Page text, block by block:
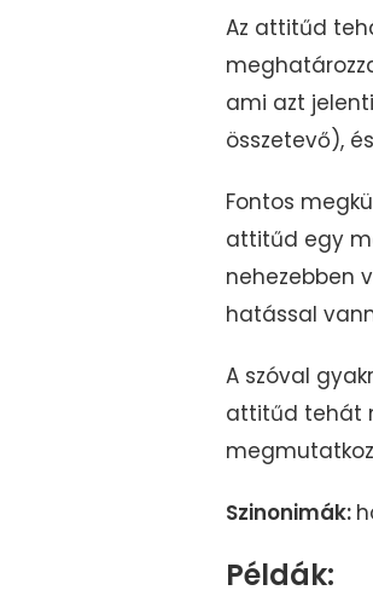
Az attitűd
ami azt
összetevő),
Fontos
attitűd egy
nehezebben
hatással
A szóval
attitűd tehát
Szinonimák:
Példák: